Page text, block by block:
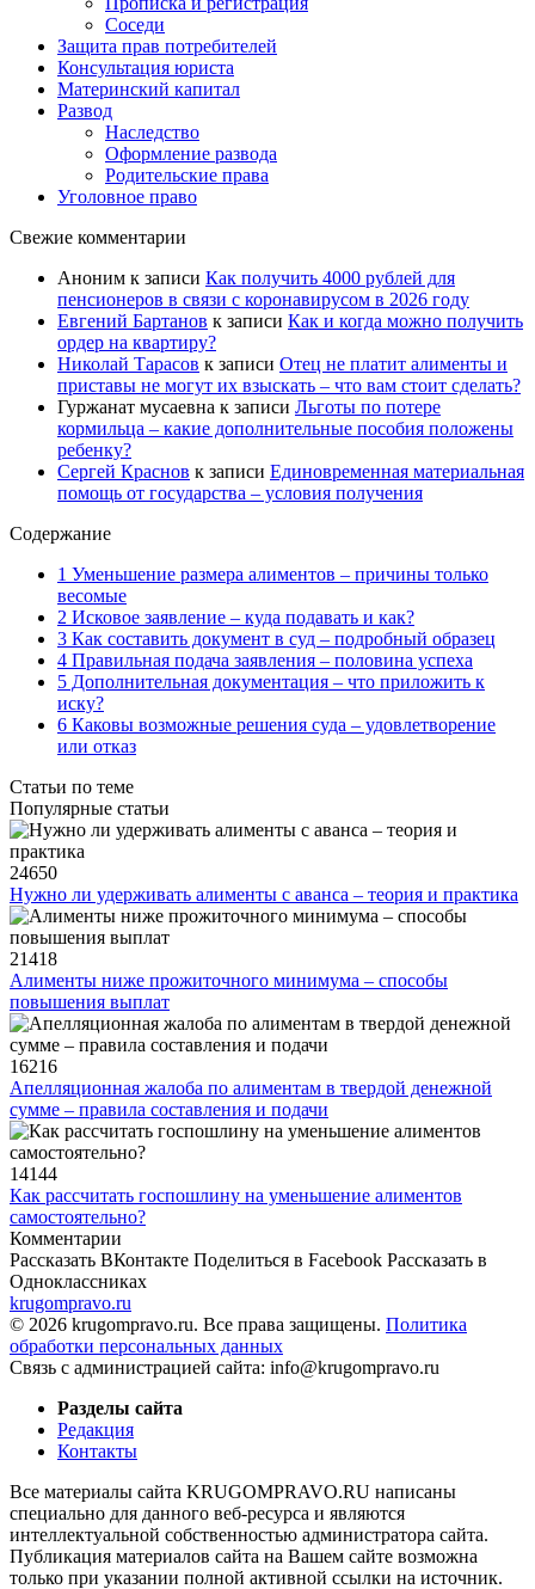
Соседи
Защита прав потребителей
Консультация юриста
Материнский капитал
Развод
Наследство
Оформление развода
Родительские права
Уголовное право
Свежие комментарии
Аноним к записи Как получить 4000 рублей для
пенсионеров в связи с коронавирусом в 2026 году
Евгений Бартанов к записи Как и когда можно получить
ордер на квартиру?
Николай Тарасов к записи Отец не платит алименты и
приставы не могут их взыскать – что вам стоит сделать?
Гуржанат мусаевна к записи Льготы по потере
кормильца – какие дополнительные пособия положены
ребенку?
Сергей Краснов к записи Единовременная материальная
помощь от государства – условия получения
Содержание
1 Уменьшение размера алиментов – причины только
весомые
2 Исковое заявление – куда подавать и как?
3 Как составить документ в суд – подробный образец
4 Правильная подача заявления – половина успеха
5 Дополнительная документация – что приложить к
иску?
6 Каковы возможные решения суда – удовлетворение
или отказ
Статьи по теме
Популярные статьи
24650
Нужно ли удерживать алименты с аванса – теория и практика
21418
Алименты ниже прожиточного минимума – способы
повышения выплат
16216
Апелляционная жалоба по алиментам в твердой денежной
сумме – правила составления и подачи
14144
Как рассчитать госпошлину на уменьшение алиментов
самостоятельно?
Комментарии
Рассказать ВКонтакте Поделиться в Facebook Рассказать в
Одноклассниках
krugompravo.ru
© 2026 krugompravo.ru. Все права защищены. Политика
обработки персональных данных
Связь с администрацией сайта: info@krugompravo.ru
Разделы сайта
Редакция
Контакты
Все материалы сайта KRUGOMPRAVO.RU написаны
специально для данного веб-ресурса и являются
интеллектуальной собственностью администратора сайта.
Публикация материалов сайта на Вашем сайте возможна
только при указании полной активной ссылки на источник.